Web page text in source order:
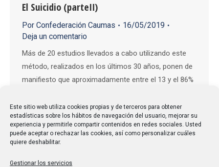
Este sitio web utiliza cookies propias y de terceros para obtener
estadísticas sobre los hábitos de navegación del usuario, mejorar su
experiencia y permitirle compartir contenidos en redes sociales. Usted
puede aceptar o rechazar las cookies, así como personalizar cuáles
quiere deshabilitar.
Gestionar los servicios
El Suicidio (parteII)
Por Confederación Caumas
16/05/2019
Deja un comentario
Más de 20 estudios llevados a cabo utilizando este
método, realizados en los últimos 30 años, ponen de
manifiesto que aproximadamente entre el 13 y el 86%
alguna forma de DEPRESIÓN antes de cometer el
suicidio